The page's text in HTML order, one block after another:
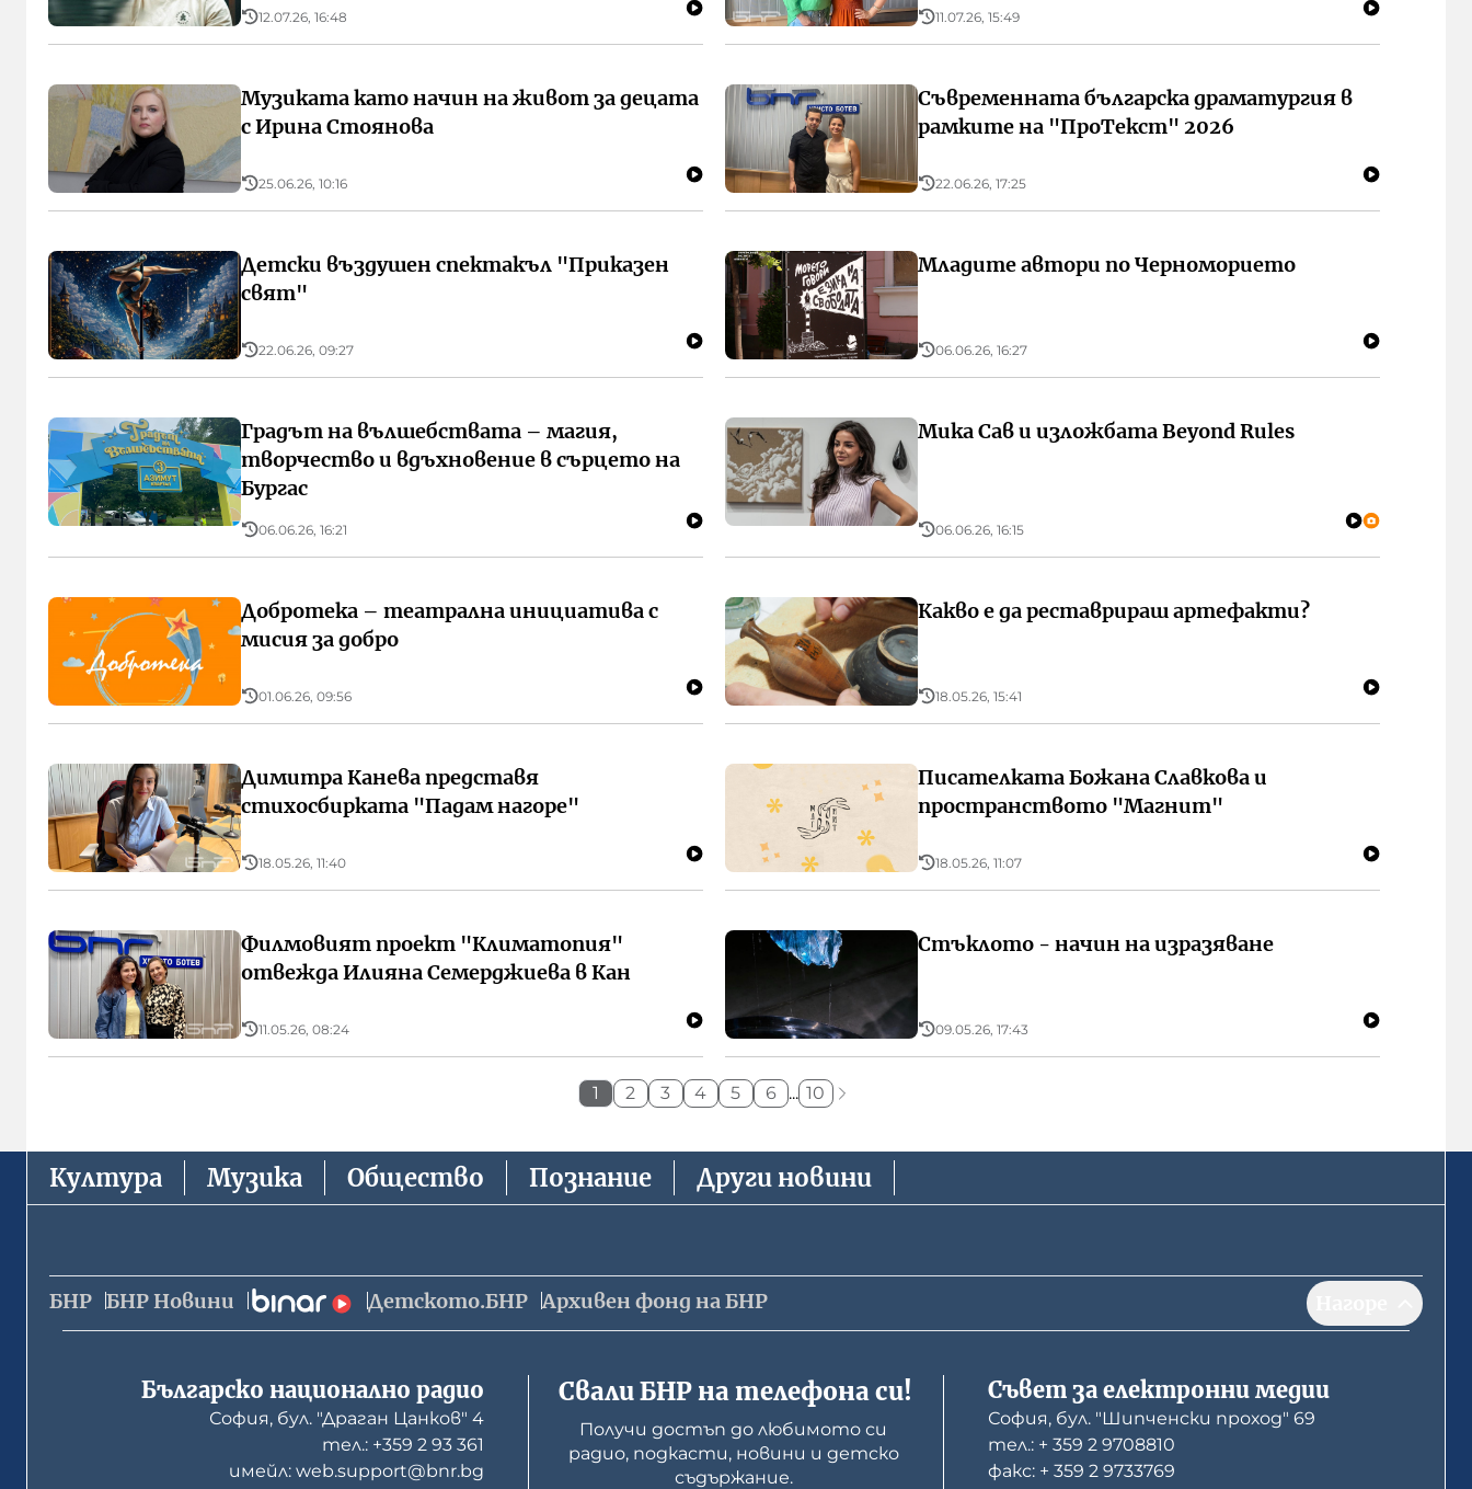
12.07.26, 16:48 11.07.26, 15:49
Музиката като начин на живот за децата
с Ирина Стоянова
25.06.26, 10:16
Съвременната българска драматургия в
рамките на "ПроТекст" 2026
22.06.26, 17:25
Детски въздушен спектакъл "Приказен
свят"
22.06.26, 09:27
Младите автори по Черноморието
06.06.26, 16:27
Градът на вълшебствата – магия,
творчество и вдъхновение в сърцето на
Бургас
06.06.26, 16:21
Мика Сав и изложбата Beyond Rules
06.06.26, 16:15
Добротека – театрална инициатива с
мисия за добро
01.06.26, 09:56
Какво е да реставрираш артефакти?
18.05.26, 15:41
Димитра Канева представя
стихосбирката "Падам нагоре"
18.05.26, 11:40
Писателката Божана Славкова и
пространството "Магнит"
18.05.26, 11:07
Филмовият проект "Климатопия"
отвежда Илияна Семерджиева в Кан
11.05.26, 08:24
Стъклото - начин на изразяване
09.05.26, 17:43
1 2 3 4 5 6 ... 10
Култура Музика Общество Познание Други новини
БНР БНР Новини Детското.БНР Архивен фонд на БНР
Българско национално радио
София, бул. "Драган Цанков" 4
тел.: +359 2 93 361
имейл: web.support@bnr.bg
Свали БНР на телефона си!
Получи достъп до любимото си
радио, подкасти, новини и детско
съдържание.
Съвет за електронни медии
София, бул. "Шипченски проход" 69
тел.: + 359 2 9708810
факс: + 359 2 9733769